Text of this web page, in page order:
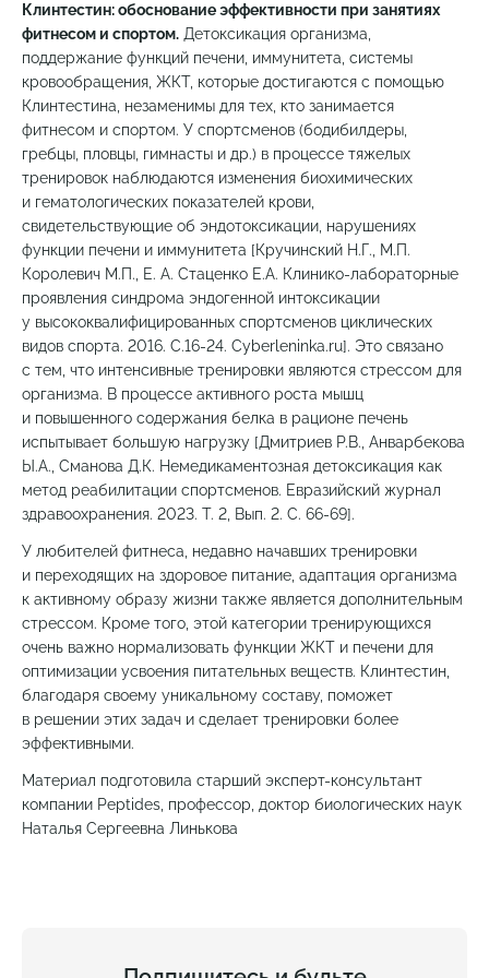
Клинтестин: обоснование эффективности при занятиях
фитнесом и спортом. Детоксикация организма,
поддержание функций печени, иммунитета, системы
кровообращения, ЖКТ, которые достигаются с помощью
Клинтестина, незаменимы для тех, кто занимается
фитнесом и спортом. У спортсменов (бодибилдеры,
гребцы, пловцы, гимнасты и др.) в процессе тяжелых
тренировок наблюдаются изменения биохимических
и гематологических показателей крови,
свидетельствующие об эндотоксикации, нарушениях
функции печени и иммунитета [Кручинский Н.Г., М.П.
Королевич М.П., Е. А. Стаценко Е.А. Клинико-лабораторные
проявления синдрома эндогенной интоксикации
у высококвалифицированных спортсменов циклических
видов спорта. 2016. С.16-24. Сyberleninka.ru]. Это связано
с тем, что интенсивные тренировки являются стрессом для
организма. В процессе активного роста мышц
и повышенного содержания белка в рационе печень
испытывает большую нагрузку [Дмитриев Р.В., Анварбекова
Ы.А., Сманова Д.К. Немедикаментозная детоксикация как
метод реабилитации спортсменов. Евразийский журнал
здравоохранения. 2023. Т. 2, Вып. 2. С. 66-69].
У любителей фитнеса, недавно начавших тренировки
и переходящих на здоровое питание, адаптация организма
к активному образу жизни также является дополнительным
стрессом. Кроме того, этой категории тренирующихся
очень важно нормализовать функции ЖКТ и печени для
оптимизации усвоения питательных веществ. Клинтестин,
благодаря своему уникальному составу, поможет
в решении этих задач и сделает тренировки более
эффективными.
Материал подготовила старший эксперт-консультант
компании Peptides, профессор, доктор биологических наук
Наталья Сергеевна Линькова